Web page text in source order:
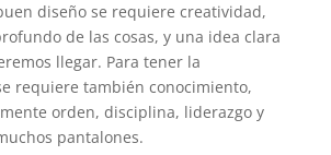
diseño se requiere creatividad,
de las cosas, y una idea clara
llegar. Para tener la
requiere también conocimiento,
orden, disciplina, liderazgo y
pantalones.